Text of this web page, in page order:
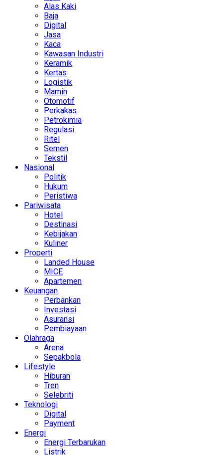
Alas Kaki
Baja
Digital
Jasa
Kaca
Kawasan Industri
Keramik
Kertas
Logistik
Mamin
Otomotif
Perkakas
Petrokimia
Regulasi
Ritel
Semen
Tekstil
Nasional
Politik
Hukum
Peristiwa
Pariwisata
Hotel
Destinasi
Kebijakan
Kuliner
Properti
Landed House
MICE
Apartemen
Keuangan
Perbankan
Investasi
Asuransi
Pembiayaan
Olahraga
Arena
Sepakbola
Lifestyle
Hiburan
Tren
Selebriti
Teknologi
Digital
Payment
Energi
Energi Terbarukan
Listrik